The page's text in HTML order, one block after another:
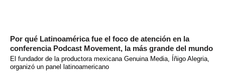
Por qué Latinoamérica fue el foco de atención en la
conferencia Podcast Movement, la más grande del mundo
El fundador de la productora mexicana Genuina Media, Íñigo Alegria,
organizó un panel latinoamericano